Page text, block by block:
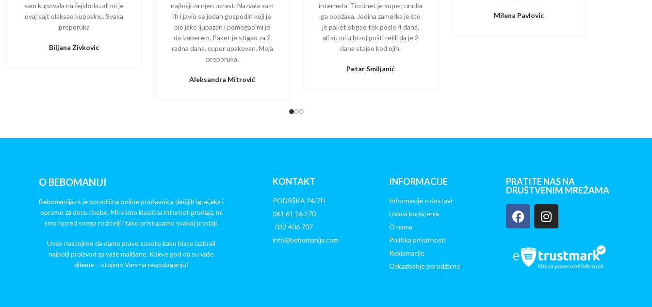
sam kupovala na fejsbuku ali mi je
ovaj sajt olaksao kupovinu. Svaka
preporuka
Biljana Zivkovic
najbolji za njen uzrast. Nazvala sam
ih i javio se jedan gospodin koji je
bio jako ljubazan i pomogao mi je
da izaberem. Paket je stigao za 2
radna dana, super upakovan. Moja
preporuka.
Aleksandra Mitrović
interneta. Trotinet je super, unuka
ga obožava. Jedina zamerka je što
je paket stigao tek posle 4 dana,
ali su mi u brzoj pošti rekli da je 2
dana stajao kod njih.
Petar Smiljanić
Milena Pavlovic
O BEBOMANIJI
Bebomanija.rs je porodična online prodavnica dečijih igračaka i
opreme za decu i bebe. Mi nismo klasična internet prodaja, mi
smo ispred svega roditelji i tako pristupamo svakoj prodaji.
Uvek nastojimo da damo prave savete kako biste izabrali
najbolji proizvod za vaše mališane. Kakve god da su vaše
dileme – stojimo Vam na raspolaganju!
KONTAKT
PODRŠKA 24/7H
061 61 16 270
032 406 707
info@bebomanija.com
INFORMACIJE
Informacije o dostavi
Uslovi korišćenja
O nama
Politika privatnosti
Reklamacije
Otkazivanje porudžbine
PRATITE NAS NA
DRUŠTVENIM MREŽAMA